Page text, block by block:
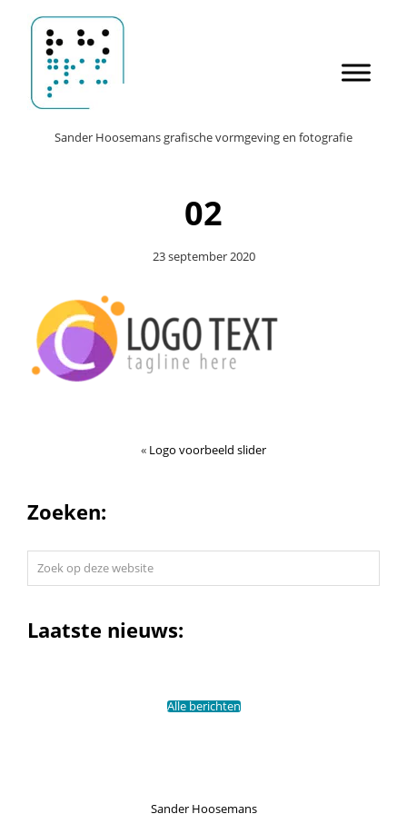
naar
de
hoofd
inhoud
Sander Hoosemans
HeaderSander Hoosemans grafische vormgeving en fotografie
02
23 september 2020
« Logo voorbeeld slider
Zoeken:
website
Laatste nieuws:
Alle berichten
Sander Hoosemans